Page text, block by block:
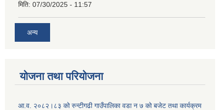
मिति: 07/30/2025 - 11:57
अन्य
योजना तथा परियोजना
आ.व. २०८२।८३ को रुन्टीगढी गाउँपालिका वडा न ७ को बजेट तथा कार्यक्रम